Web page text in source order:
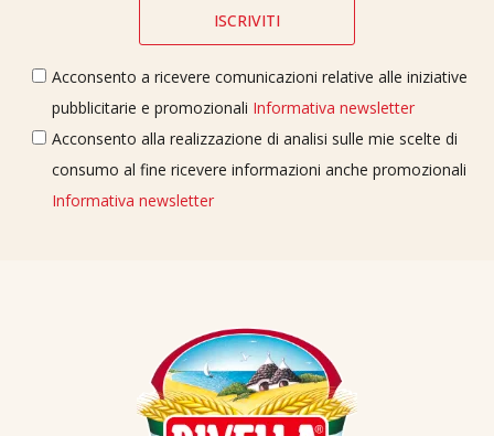
Acconsento a ricevere comunicazioni relative alle iniziative
pubblicitarie e promozionali Informativa newsletter
Acconsento alla realizzazione di analisi sulle mie scelte di
consumo al fine ricevere informazioni anche promozionali
Informativa newsletter